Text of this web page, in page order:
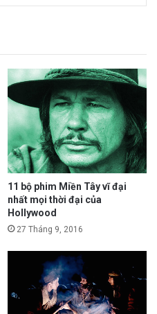
11 bộ phim Miền Tây vĩ đại
nhất mọi thời đại của
Hollywood
27 Tháng 9, 2016